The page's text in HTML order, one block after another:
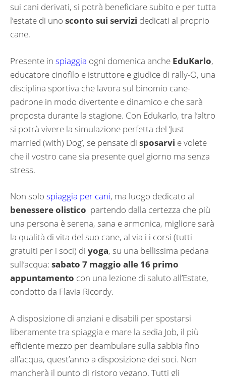
sui cani derivati, si potrà beneficiare subito e per tutta
l’estate di uno sconto sui servizi dedicati al proprio
cane.
Presente in spiaggia ogni domenica anche EduKarlo,
educatore cinofilo e istruttore e giudice di rally-O, una
disciplina sportiva che lavora sul binomio cane-
padrone in modo divertente e dinamico e che sarà
proposta durante la stagione. Con Edukarlo, tra l’altro
si potrà vivere la simulazione perfetta del ‘Just
married (with) Dog’, se pensate di sposarvi e volete
che il vostro cane sia presente quel giorno ma senza
stress.
Non solo spiaggia per cani, ma luogo dedicato al
benessere olistico partendo dalla certezza che più
una persona è serena, sana e armonica, migliore sarà
la qualità di vita del suo cane, al via i i corsi (tutti
gratuiti per i soci) di yoga, su una bellissima pedana
sull’acqua: sabato 7 maggio alle 16 primo
appuntamento con una lezione di saluto all’Estate,
condotto da Flavia Ricordy.
A disposizione di anziani e disabili per spostarsi
liberamente tra spiaggia e mare la sedia Job, il più
efficiente mezzo per deambulare sulla sabbia fino
all’acqua, quest’anno a disposizione dei soci. Non
mancherà il punto di ristoro vegano. Tutti gli